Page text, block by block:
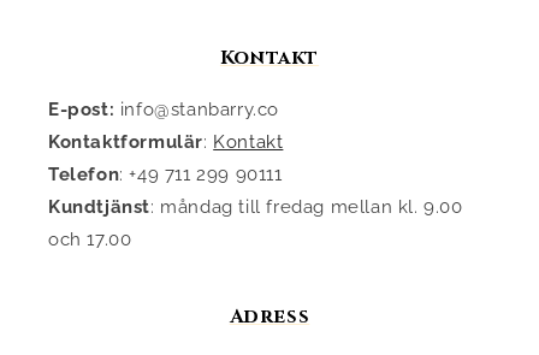
Kontakt
E-post: info@stanbarry.co
Kontaktformulär: Kontakt
Telefon: +49 711 299 90111
Kundtjänst: måndag till fredag mellan kl. 9.00
och 17.00
Adress